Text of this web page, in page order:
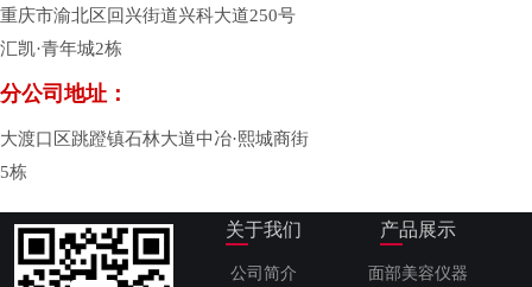
重庆市渝北区回兴街道兴科大道250号
汇凯·青年城2栋
分公司地址：
大渡口区跳蹬镇石林大道中冶·熙城商街
5栋
关于我们
公司简介
产品展示
面部美容仪器